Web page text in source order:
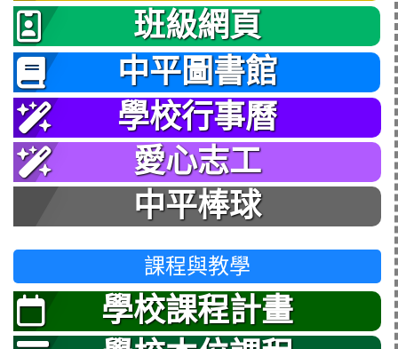
班級網頁
中平圖書館
學校行事曆
愛心志工
中平棒球
課程與教學
學校課程計畫